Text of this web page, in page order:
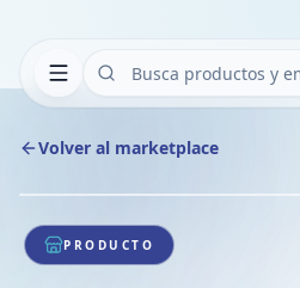
Volver al marketplace
1/1
PRODUCTO